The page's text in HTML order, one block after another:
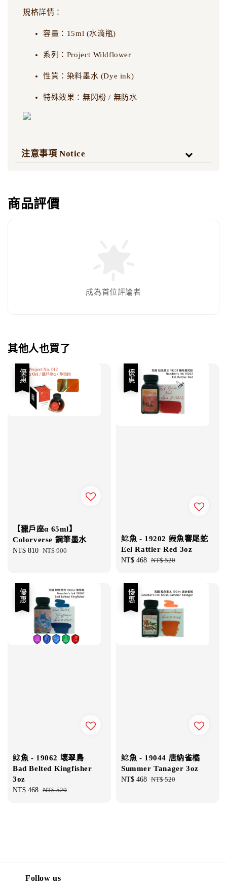
規格詳情：
容量：15ml (水滴瓶)
系列：Project Wildflower
性質：染料墨水 (Dye ink)
特殊效果：無閃粉 / 無防水
注意事項 Notice
商品評價
成為首位評論者
其他人也買了
優惠
【獵戶座α 65ml】
Colorverse 鋼筆墨水
Sale
NT$ 810 Regular
NT$ 900
優惠
鯰魚 - 19202 鰻魚響尾蛇
Eel Rattler Red 3oz
Sale
NT$ 468 Regular
NT$ 520
優惠
鯰魚 - 19062 壞翠鳥
Bad Belted Kingfisher
3oz
Sale
NT$ 468 Regular
NT$ 520
優惠
鯰魚 - 19044 唐納雀橘
Summer Tanager 3oz
Sale
NT$ 468 Regular
NT$ 520
Follow us